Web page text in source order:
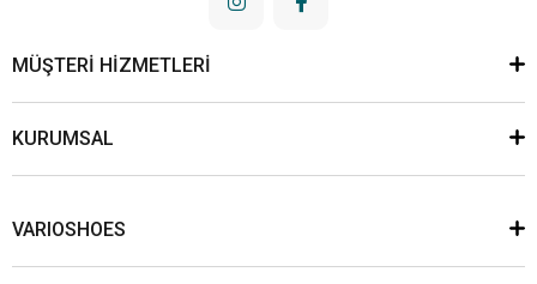
MÜŞTERİ HİZMETLERİ
KURUMSAL
VARIOSHOES